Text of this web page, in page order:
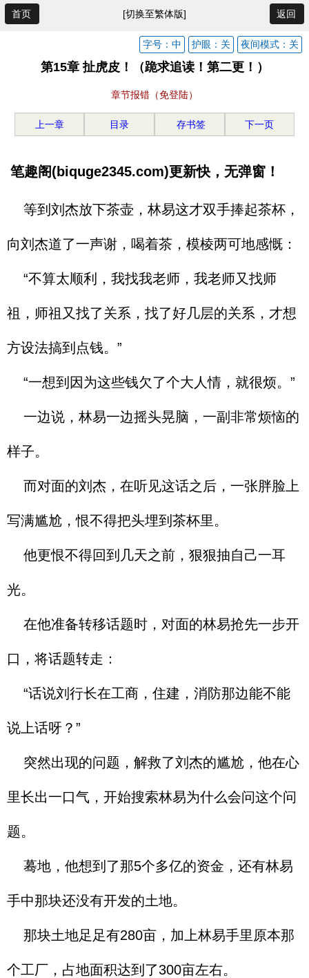
首页 [切换至繁体版] 返回
夜间模式：关
护眼：关
字号：中
第15章 扯虎皮！（跪求追读！第二更！）
章节报错（免登陆）
上一章 目录 存书签 下一页
笔趣阁(biquge2345.com)更新快，无弹窗！
等到刘杰放下茶壶，林易这才双手捧起茶杯，
向刘杰道了一声谢，喝着茶，模棱两可地感慨：
“不算太顺利，我找我老师，我老师又找师
祖，师祖又找了关系，找了好几层的关系，才想
方设法搞到点钱。”
“一想到因为这些钱欠了个大人情，就很烦。”
一边说，林易一边摇头晃脑，一副非常烦恼的
样子。
而对面的刘杰，在听见这话之后，一张胖脸上
写满尴尬，恨不得把头埋到茶杯里。
他更恨不得回到几天之前，狠狠抽自己一耳
光。
在他准备转移话题时，对面的林易抢先一步开
口，将话题转走：
“话说刘行长在工商，住建，消防那边能不能
说上话呀？”
突然出现的问题，解救了刘杰的尴尬，他在心
里长出一口气，开始搜索林易为什么会问这个问
题。
蓦地，他想到了那5个多亿的资金，还有林易
手中那块还没有开发的土地。
那块土地足足有280亩，加上林易手里原本那
个工厂，占地面积达到了300亩左右。